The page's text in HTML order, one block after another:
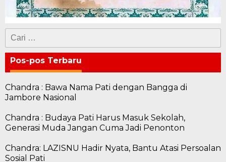
Cari
untuk:
Pos-pos Terbaru
Chandra : Bawa Nama Pati dengan Bangga di
Jambore Nasional
Chandra : Budaya Pati Harus Masuk Sekolah,
Generasi Muda Jangan Cuma Jadi Penonton
Chandra: LAZISNU Hadir Nyata, Bantu Atasi Persoalan
Sosial Pati